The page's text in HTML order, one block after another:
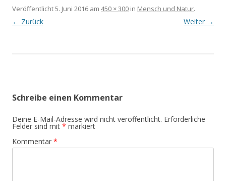
Veröffentlicht5. Juni 2016 am 450 × 300 in Mensch und Natur.
← Zurück Weiter →
Schreibe einen Kommentar
Deine E-Mail-Adresse wird nicht veröffentlicht. Erforderliche
Felder sind mit * markiert
Kommentar *